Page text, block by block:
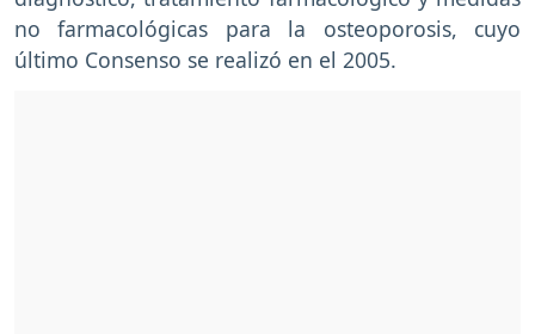
no farmacológicas para la osteoporosis, cuyo
último Consenso se realizó en el 2005.